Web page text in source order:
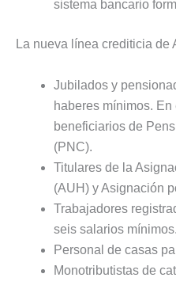
sistema bancario
La nueva línea crediticia de
Jubilados y
haberes mínimos.
beneficiarios de
(PNC).
Titulares de la
(AUH) y Asignación
Trabajadores
seis salarios mínimos.
Personal de casas
Monotributistas de